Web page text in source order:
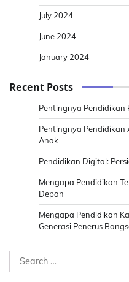
July 2024
June 2024
January 2024
Recent Posts
Pentingnya Pendidikan
Pentingnya Pendidikan
Anak
Pendidikan Digital:
Mengapa Pendidikan
Depan
Mengapa Pendidikan
Generasi Penerus
Search
for: